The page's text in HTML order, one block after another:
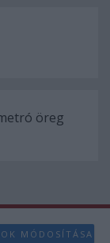
öreg
MÓDOSÍTÁSA